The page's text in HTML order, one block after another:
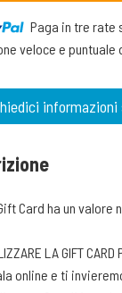
Paga in tre rate
veloce e
Card ha un valore
LA GIFT CARD
online e ti